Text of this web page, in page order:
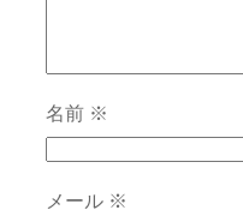
名前 ※
メール ※